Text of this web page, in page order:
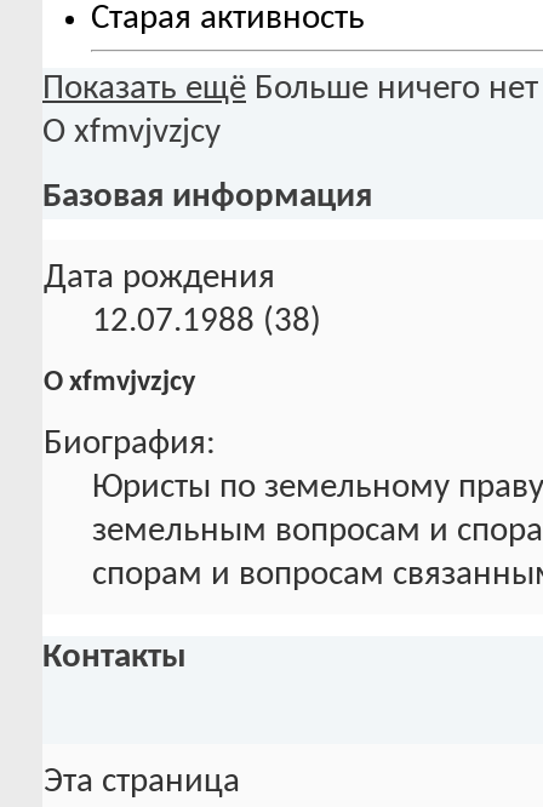
Старая активность
Показать ещё Больше ничего нет
О xfmvjvzjcy
Базовая информация
Дата рождения
12.07.1988 (38)
О xfmvjvzjcy
Биография:
Юристы по земельному
земельным вопросам и
спорам и вопросам
Контакты
Эта страница